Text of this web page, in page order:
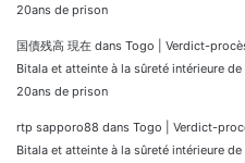
20ans de prison
国債残高 現在 dans Togo | Verdict-
Bitala et atteinte à la sûreté intérieure
20ans de prison
rtp sapporo88 dans Togo | Verdict-
Bitala et atteinte à la sûreté intérieure